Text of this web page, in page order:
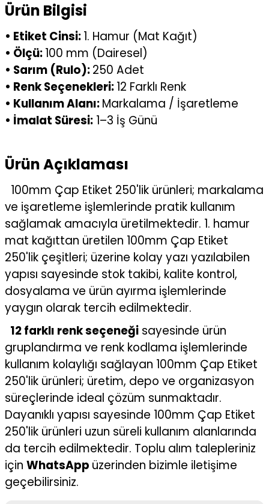
Ürün Bilgisi
• Etiket Cinsi:1. Hamur (Mat Kağıt)
• Ölçü:100 mm (Dairesel)
• Sarım (Rulo):250 Adet
• Renk Seçenekleri:12 Farklı Renk
• Kullanım Alanı:Markalama / İşaretleme
• İmalat Süresi: 1–3 İş Günü
Ürün Açıklaması
100mm Çap Etiket 250'lik ürünleri; markalama
ve işaretleme işlemlerinde pratik kullanım
sağlamak amacıyla üretilmektedir. 1. hamur
mat kağıttan üretilen 100mm Çap Etiket
250'lik çeşitleri; üzerine kolay yazı yazılabilen
yapısı sayesinde stok takibi, kalite kontrol,
dosyalama ve ürün ayırma işlemlerinde
yaygın olarak tercih edilmektedir.
12 farklı renk seçeneği sayesinde ürün
gruplandırma ve renk kodlama işlemlerinde
kullanım kolaylığı sağlayan 100mm Çap Etiket
250'lik ürünleri; üretim, depo ve organizasyon
süreçlerinde ideal çözüm sunmaktadır.
Dayanıklı yapısı sayesinde 100mm Çap Etiket
250'lik ürünleri uzun süreli kullanım alanlarında
da tercih edilmektedir. Toplu alım talepleriniz
için WhatsApp üzerinden bizimle iletişime
geçebilirsiniz.